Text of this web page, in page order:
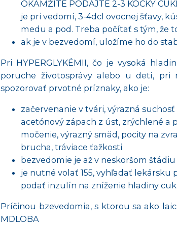
OKAMŽITE PODAJTE 2-3 KOCKY
je pri vedomí, 3-4dcl ovocnej šťavy,
medu a pod. Treba počítať s tým, že
ak je v bezvedomí, uložíme ho do
Pri HYPERGLYKÉMII, čo je vysoká
poruche životosprávy alebo u detí, pri
spozorovať prvotné príznaky, ako je:
začervenanie v tvári, výrazná suchosť
acetónový zápach z úst, zrýchlené a
močenie, výrazný smäd, pocity na
brucha, tráviace ťažkosti
bezvedomie je až v neskoršom štádiu
je nutné volať 155, vyhľadať lekársku
podať inzulín na zníženie hladiny
Príčinou bzevedomia, s ktorou sa ako
MDLOBA